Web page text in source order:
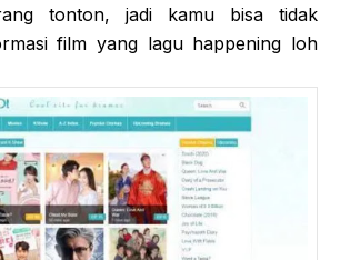
tonton, jadi kamu bisa tidak
film yang lagu happening loh